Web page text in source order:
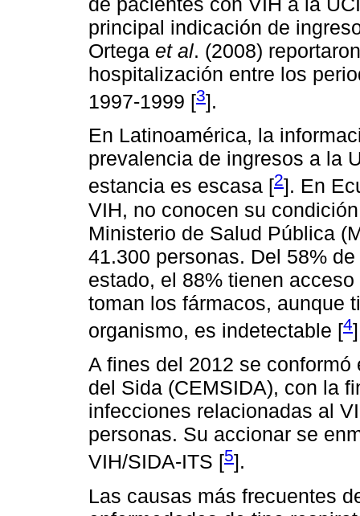
principal indicación de
Ortega et al. (2008)
hospitalización entre los
1997-1999 [3].
En Latinoamérica, la
prevalencia de ingresos a la
estancia es escasa [2]. En
VIH, no conocen su
Ministerio de Salud Pública
41.300 personas. Del 58%
estado, el 88% tienen
toman los fármacos, aunque
organismo, es indetectable [4
A fines del 2012 se
del Sida (CEMSIDA), con la
infecciones relacionadas al
personas. Su accionar se
VIH/SIDA-ITS [5].
Las causas más frecuentes